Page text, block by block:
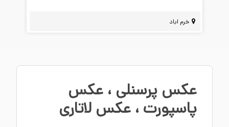
خرم اباد
عکس پرسنلی ، عکس
پاسپورت ، عکس لاتاری